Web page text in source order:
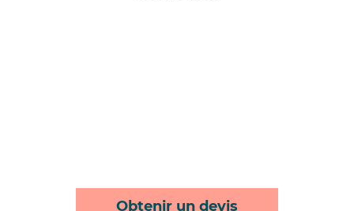
Obtenir un devis